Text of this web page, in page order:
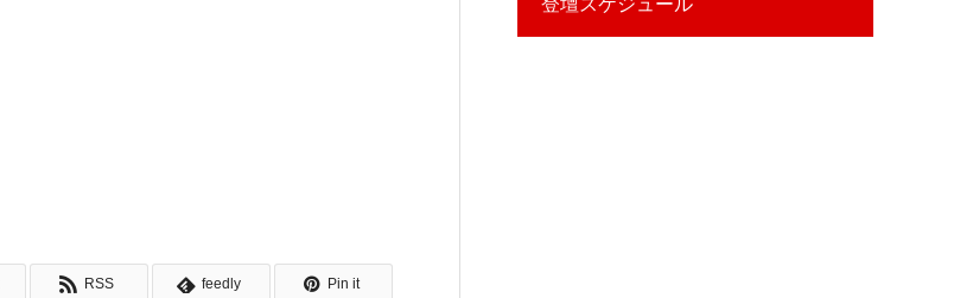
RSS feedly Pin it
登壇スケジュール